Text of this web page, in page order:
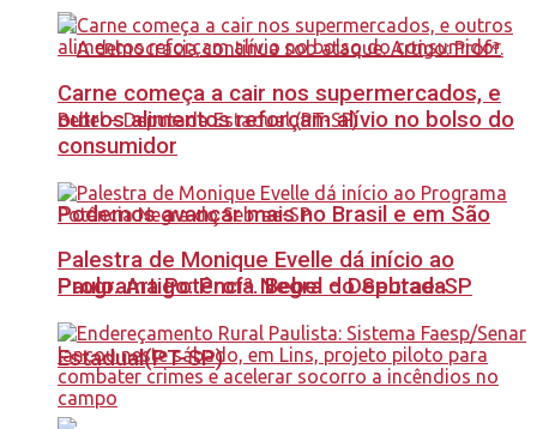
Podemos avançar mais no Brasil e em São
Paulo. Artigo: Profª. Bebel – Deputada
Estadual(PT-SP)
Carne começa a cair nos supermercados, e
outros alimentos reforçam alívio no bolso do
consumidor
Palestra de Monique Evelle dá início ao
Programa Potência Negra do Sebrae-SP